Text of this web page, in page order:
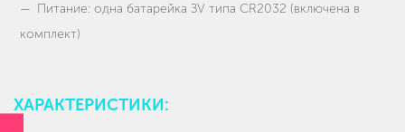
Питание: одна батарейка ЗV типа CR2032 (включена в
комплект)
ХАРАКТЕРИСТИКИ: